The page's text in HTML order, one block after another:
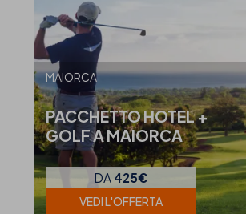
MAIORCA
PACCHETTO HOTEL +
GOLF A MAIORCA
DA 425€
VEDI L'OFFERTA